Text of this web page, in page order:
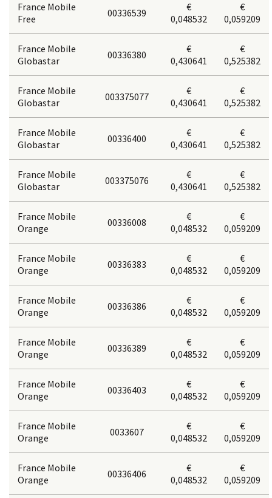
France Mobile
Free
00336539
€
0,048532
€
0,059209
France Mobile
Globastar
00336380
€
0,430641
€
0,525382
France Mobile
Globastar
003375077
€
0,430641
€
0,525382
France Mobile
Globastar
00336400
€
0,430641
€
0,525382
France Mobile
Globastar
003375076
€
0,430641
€
0,525382
France Mobile
Orange
00336008
€
0,048532
€
0,059209
France Mobile
Orange
00336383
€
0,048532
€
0,059209
France Mobile
Orange
00336386
€
0,048532
€
0,059209
France Mobile
Orange
00336389
€
0,048532
€
0,059209
France Mobile
Orange
00336403
€
0,048532
€
0,059209
France Mobile
Orange
0033607
€
0,048532
€
0,059209
France Mobile
Orange
00336406
€
0,048532
€
0,059209